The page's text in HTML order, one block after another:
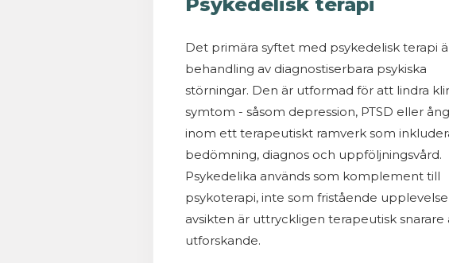
Det primära syftet med psykedelisk terapi
behandling av diagnostiserbara psykiska
störningar. Den är utformad för att lindra
symtom - såsom depression, PTSD eller
inom ett terapeutiskt ramverk som
bedömning, diagnos och uppföljningsvård.
Psykedelika används som komplement till
psykoterapi, inte som fristående
avsikten är uttryckligen terapeutisk snarare
utforskande.